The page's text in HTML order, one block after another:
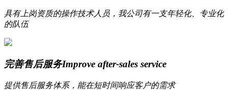
具有上岗资质的操作技术人员，我公司有一支年轻化、专业化
的队伍
完善售后服务Improve after-sales service
提供售后服务体系，能在短时间响应客户的需求